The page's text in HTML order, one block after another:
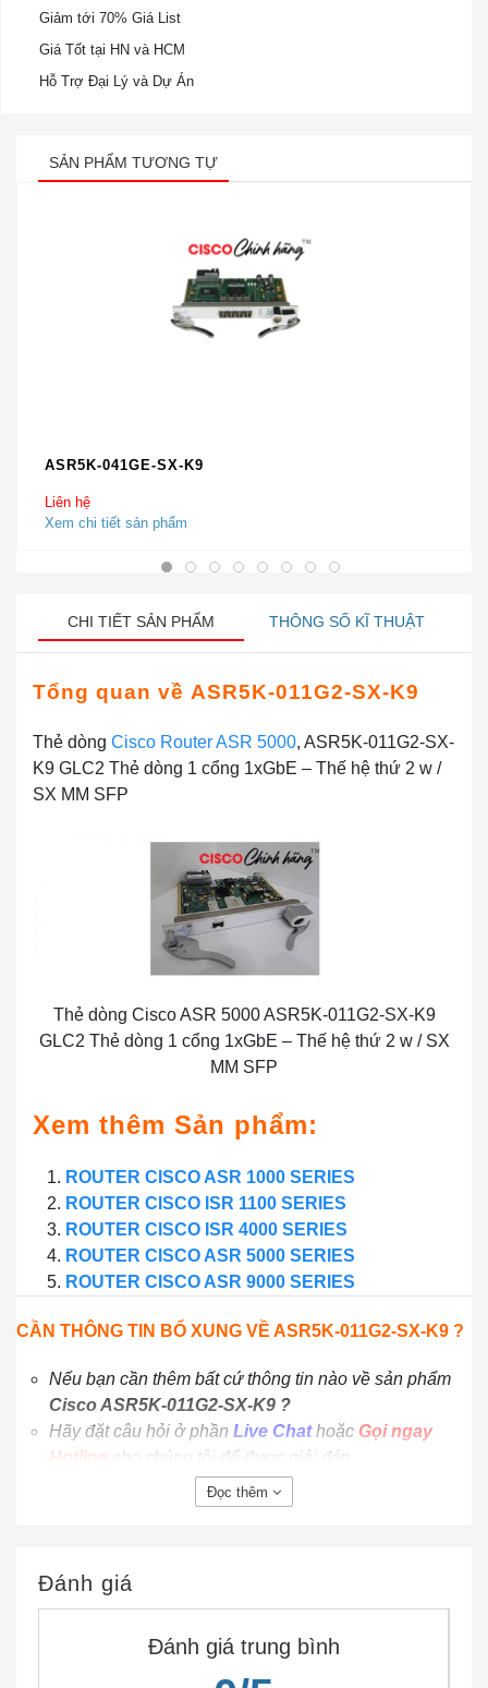
Giảm tới 70% Giá List
Giá Tốt tại HN và HCM
Hỗ Trợ Đại Lý và Dự Án
SẢN PHẨM TƯƠNG TỰ
ASR5K-041GE-SX-K9
Liên hệ
Xem chi tiết sản phẩm
CHI TIẾT SẢN PHẨM THÔNG SỐ KĨ THUẬT
Tổng quan về ASR5K-011G2-SX-K9
Thẻ dòng Cisco Router ASR 5000, ASR5K-011G2-SX-
K9 GLC2 Thẻ dòng 1 cổng 1xGbE – Thế hệ thứ 2 w /
SX MM SFP
Thẻ dòng Cisco ASR 5000 ASR5K-011G2-SX-K9
GLC2 Thẻ dòng 1 cổng 1xGbE – Thế hệ thứ 2 w / SX
MM SFP
Xem thêm Sản phẩm:
ROUTER CISCO ASR 1000 SERIES
ROUTER CISCO ISR 1100 SERIES
ROUTER CISCO ISR 4000 SERIES
ROUTER CISCO ASR 5000 SERIES
ROUTER CISCO ASR 9000 SERIES
CẦN THÔNG TIN BỔ XUNG VỀ ASR5K-011G2-SX-K9 ?
Nếu bạn cần thêm bất cứ thông tin nào về sản phẩm
Cisco ASR5K-011G2-SX-K9 ?
Hãy đặt câu hỏi ở phần Live Chathoặc Gọi ngay
Hotline
cho chúng tôi để được giải đáp
Hoặc bạn có thể gửi email về địa chỉ:
lienhe@ciscochinhhang.com
CẢNH BÁO VỀ THIẾT BỊ CISCO KHÔNG RÕ
Trong xu thế thị trường rối rem thật giả lẫn lộn giữa hàng
Đọc thêm
Đánh giá
Đánh giá trung bình